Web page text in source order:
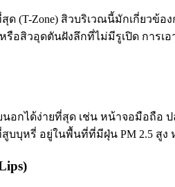
(T-Zone) สิวบริเวณนี้มักเกี่ยวข้
รือสิวอุดตันฝังลึกที่ไม่มีรูเปิด การ
อกได้ง่ายที่สุด เช่น หน้าจอมือถื
บบุหรี่ อยู่ในพื้นที่ที่มีฝุ่น PM 2.5